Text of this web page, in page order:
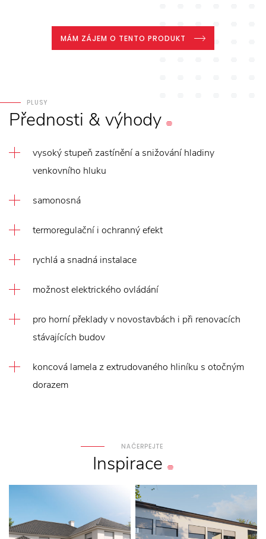
MÁM ZÁJEM O TENTO PRODUKT
PLUSY
Přednosti &výhody
vysoký stupeň zastínění a snižování hladiny
venkovního hluku
samonosná
termoregulační i ochranný efekt
rychlá a snadná instalace
možnost elektrického ovládání
pro horní překlady v novostavbách i při renovacích
stávajících budov
koncová lamela z extrudovaného hliníku s otočným
dorazem
NAČERPEJTE
Inspirace